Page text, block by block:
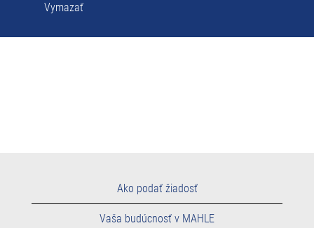
Vymazať
Ako podať žiadosť
Vaša budúcnosť v MAHLE